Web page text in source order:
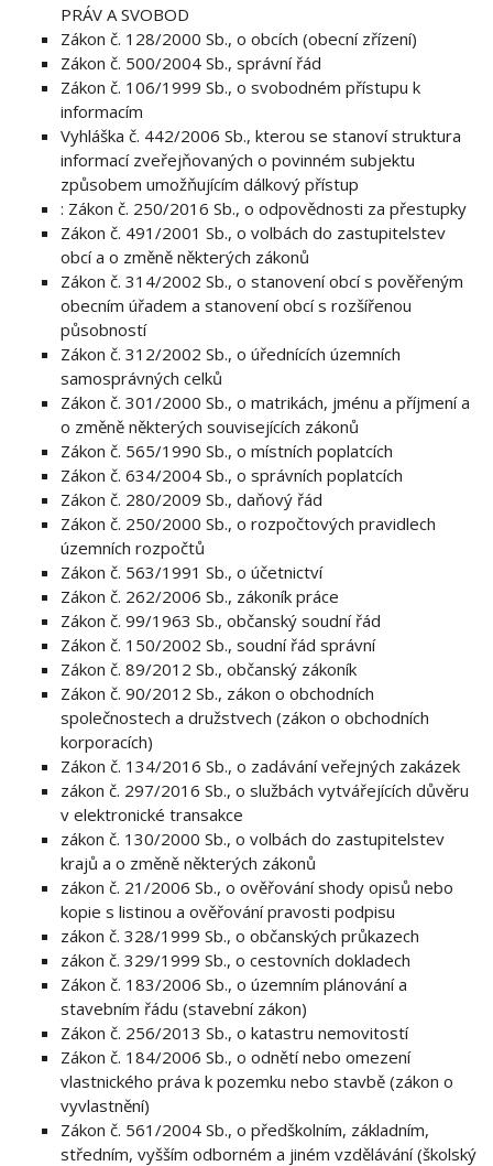
PRÁV A SVOBOD
Zákon č. 128/2000 Sb., o obcích (obecní zřízení)
Zákon č. 500/2004 Sb., správní řád
Zákon č. 106/1999 Sb., o svobodném přístupu k
informacím
Vyhláška č. 442/2006 Sb., kterou se stanoví struktura
informací zveřejňovaných o povinném subjektu
způsobem umožňujícím dálkový přístup
: Zákon č. 250/2016 Sb., o odpovědnosti za přestupky
Zákon č. 491/2001 Sb., o volbách do zastupitelstev
obcí a o změně některých zákonů
Zákon č. 314/2002 Sb., o stanovení obcí s pověřeným
obecním úřadem a stanovení obcí s rozšířenou
působností
Zákon č. 312/2002 Sb., o úřednících územních
samosprávných celků
Zákon č. 301/2000 Sb., o matrikách, jménu a příjmení a
o změně některých souvisejících zákonů
Zákon č. 565/1990 Sb., o místních poplatcích
Zákon č. 634/2004 Sb., o správních poplatcích
Zákon č. 280/2009 Sb., daňový řád
Zákon č. 250/2000 Sb., o rozpočtových pravidlech
územních rozpočtů
Zákon č. 563/1991 Sb., o účetnictví
Zákon č. 262/2006 Sb., zákoník práce
Zákon č. 99/1963 Sb., občanský soudní řád
Zákon č. 150/2002 Sb., soudní řád správní
Zákon č. 89/2012 Sb., občanský zákoník
Zákon č. 90/2012 Sb., zákon o obchodních
společnostech a družstvech (zákon o obchodních
korporacích)
Zákon č. 134/2016 Sb., o zadávání veřejných zakázek
zákon č. 297/2016 Sb., o službách vytvářejících důvěru
v elektronické transakce
zákon č. 130/2000 Sb., o volbách do zastupitelstev
krajů a o změně některých zákonů
zákon č. 21/2006 Sb., o ověřování shody opisů nebo
kopie s listinou a ověřování pravosti podpisu
zákon č. 328/1999 Sb., o občanských průkazech
zákon č. 329/1999 Sb., o cestovních dokladech
Zákon č. 183/2006 Sb., o územním plánování a
stavebním řádu (stavební zákon)
Zákon č. 256/2013 Sb., o katastru nemovitostí
Zákon č. 184/2006 Sb., o odnětí nebo omezení
vlastnického práva k pozemku nebo stavbě (zákon o
vyvlastnění)
Zákon č. 561/2004 Sb., o předškolním, základním,
středním, vyšším odborném a jiném vzdělávání (školský